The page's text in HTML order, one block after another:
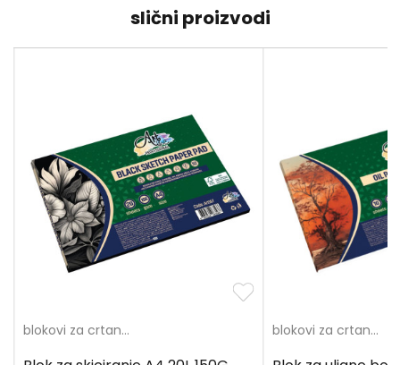
slični proizvodi
blokovi za crtanje blokovi za crtanje